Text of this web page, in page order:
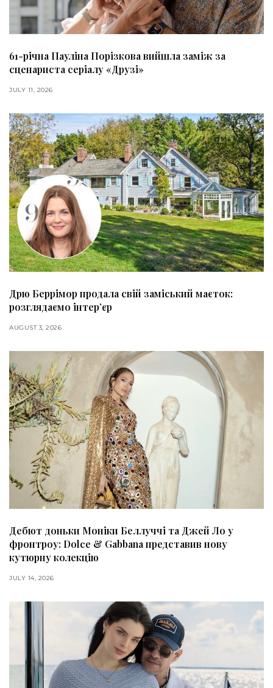
61-річна Пауліна Порізкова вийшла заміж за
сценариста серіалу «Друзі»
JULY 11, 2026
Дрю Беррімор продала свій заміський маєток:
розглядаємо інтер’єр
AUGUST 3, 2026
Дебют доньки Моніки Беллуччі та Джей Ло у
фронтроу: Dolce & Gabbana представив нову
кутюрну колекцію
JULY 14, 2026